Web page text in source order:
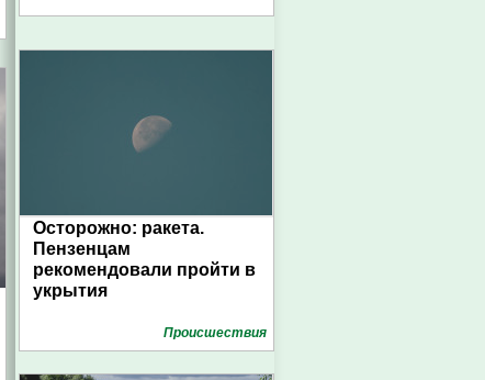
Осторожно: ракета.
Пензенцам
рекомендовали пройти в
укрытия
Проиcшествия